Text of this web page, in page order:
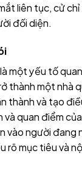
liên tục, cử
đối diện.
một yếu tố
thành một nhà
thành và tạo
quan điểm
vào người đang
rõ mục tiêu và